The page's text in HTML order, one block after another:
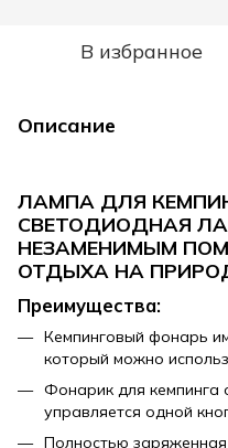
В избранное
Описание
ЛАМПА ДЛЯ
СВЕТОДИОДНАЯ
НЕЗАМЕНИМЫМ
ОТДЫХА НА
Преимущества:
Кемпинговый фонарь
который можно
Фонарик для кемпинга
управляется одной
Полностью